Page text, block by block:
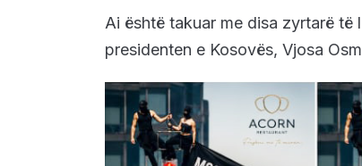
Ai është takuar me disa zyrtarë të
presidenten e Kosovës, Vjosa